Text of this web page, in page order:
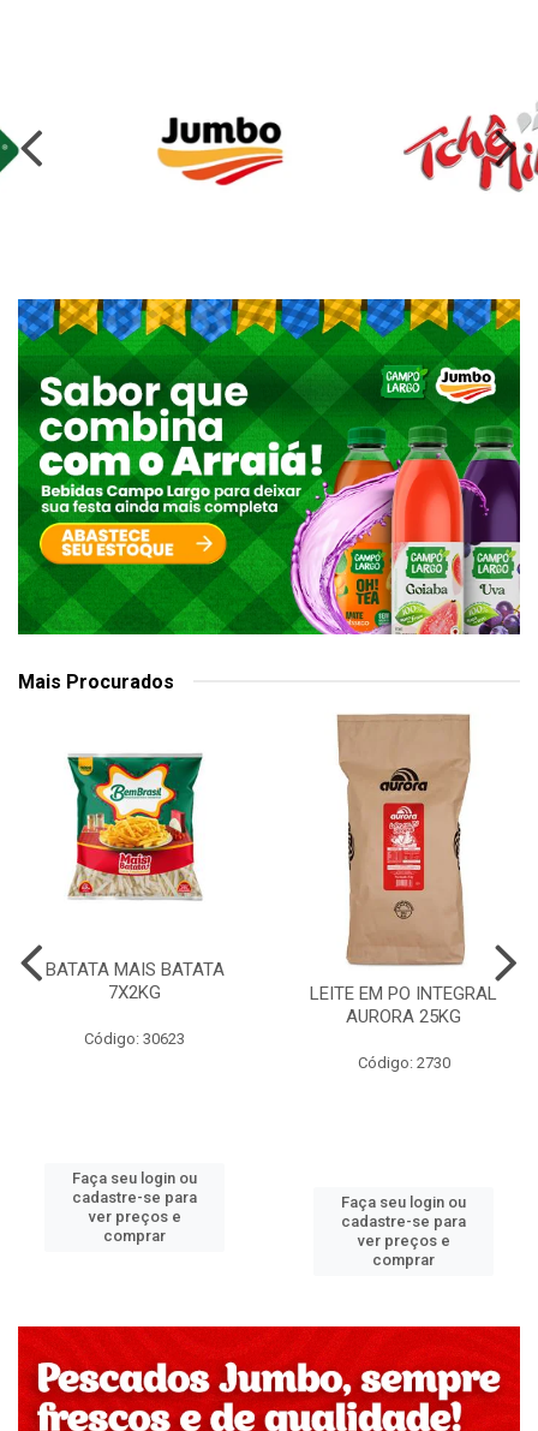
Mais Procurados
BATATA MAIS BATATA
7X2KG
Código: 30623
Faça seu login ou
cadastre-se para
ver preços e
comprar
LEITE EM PO INTEGRAL
AURORA 25KG
Código: 2730
Faça seu login ou
cadastre-se para
ver preços e
comprar